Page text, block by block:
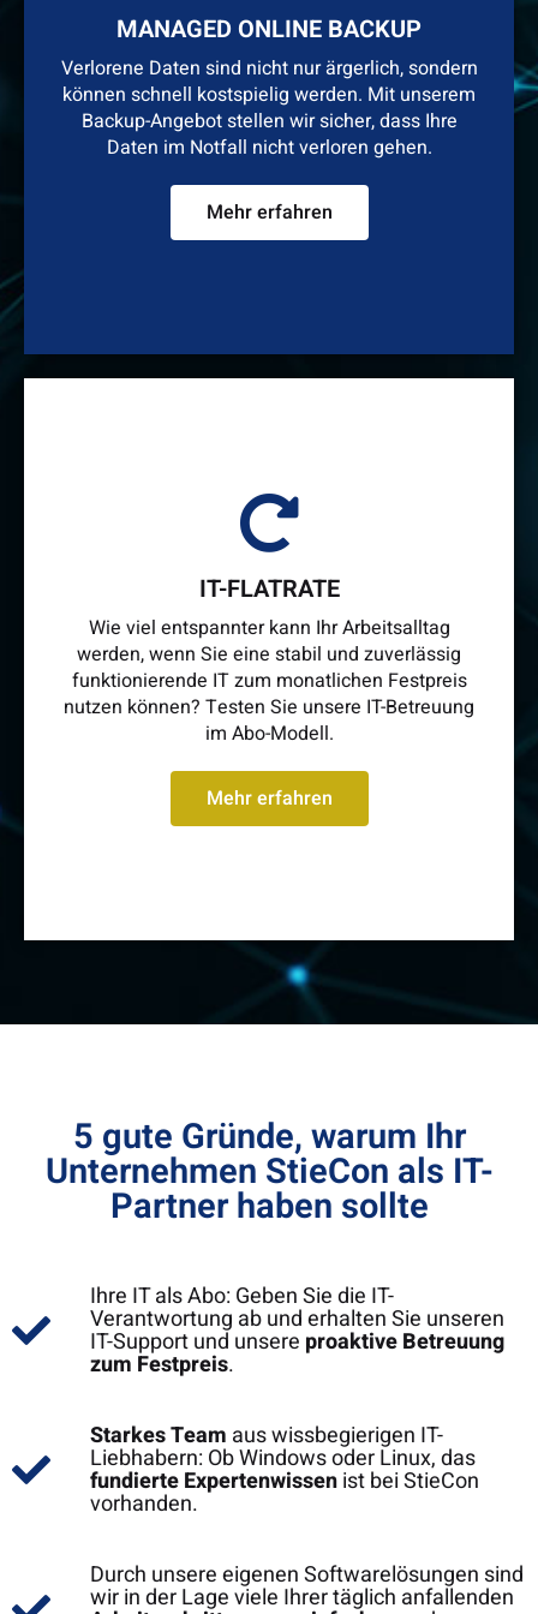
MANAGED ONLINE BACKUP
Verlorene Daten sind nicht nur ärgerlich, sondern
können schnell kostspielig werden. Mit unserem
Backup-Angebot stellen wir sicher, dass Ihre
Daten im Notfall nicht verloren gehen.
Mehr erfahren
IT-FLATRATE
Wie viel entspannter kann Ihr Arbeitsalltag
werden, wenn Sie eine stabil und zuverlässig
funktionierende IT zum monatlichen Festpreis
nutzen können? Testen Sie unsere IT-Betreuung
im Abo-Modell.
Mehr erfahren
5 gute Gründe, warum Ihr
Unternehmen StieCon als IT-
Partner haben sollte
Ihre IT als Abo: Geben Sie die IT-
Verantwortung ab und erhalten Sie unseren
IT-Support und unsere proaktive Betreuung
zum Festpreis.
Starkes Team aus wissbegierigen IT-
Liebhabern: Ob Windows oder Linux, das
fundierte Expertenwissenist bei StieCon
vorhanden.
Durch unsere eigenen Softwarelösungen sind
wir in der Lage viele Ihrer täglich anfallenden